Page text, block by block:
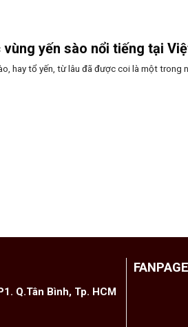
vùng yến sào nổi tiếng tại
hay tổ yến, từ lâu đã được coi là một trong
Q.Tân Bình, Tp. HCM